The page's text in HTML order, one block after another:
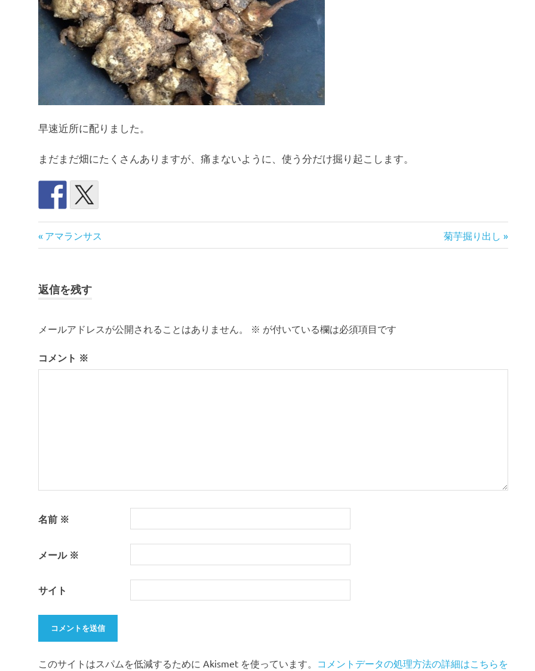
早速近所に配りました。
まだまだ畑にたくさんありますが、痛まないように、使う分だけ掘り起こします。
暮
百
島
芋
菜
つ
投
ナ
ゲ
ー
前
の
アマランサス
次
の
菊芋掘り出し
返信を残す
メールアドレスが公開されることはありません。 ※ が付いている欄は必須項目です
コメント ※
名前 ※
メール ※
サイト
このサイトはスパムを低減するために Akismet を使っています。 コメントデータの処理方法の詳細はこちらを